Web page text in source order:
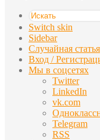
Switch skin
Sidebar
Случайная статья
Вход /
Мы в соцсетях
Twitter
LinkedIn
vk.com
Telegram
RSS